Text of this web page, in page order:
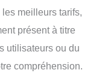
meilleurs tarifs,
présent à titre
utilisateurs ou du
compréhension.